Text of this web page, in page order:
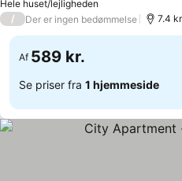
Hele huset/lejligheden
/ Der er ingen bedømmelse 7.4
Af 589 kr.
Se priser fra 1 hjemmeside